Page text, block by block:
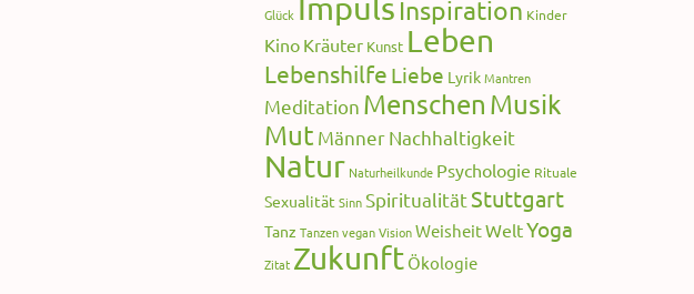
Glück Impuls Inspiration Kinder
Kino Kräuter Kunst Leben
Lebenshilfe Liebe LyrikMantren
Meditation Menschen Musik
Mut MännerNachhaltigkeit
Natur Naturheilkunde Psychologie Rituale
Sexualität Sinn SpiritualitätStuttgart
Tanz TanzenveganVisionWeisheitWeltYoga
Zitat Zukunft Ökologie